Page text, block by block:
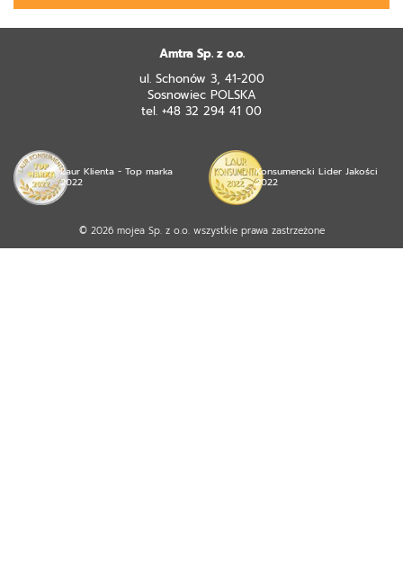
Amtra Sp. z o.o.
ul. Schonów 3, 41-200
Sosnowiec POLSKA
tel. +48 32 294 41 00
Laur Klienta - Top marka
2022
Konsumencki Lider Jakości
2022
© 2026 mojea Sp. z o.o. wszystkie prawa zastrzeżone